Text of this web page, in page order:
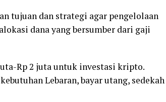
tujuan dan strategi agar pengelolaan
dana yang bersumber dari gaji
Rp 2 juta untuk investasi kripto.
Lebaran, bayar utang, sedekah